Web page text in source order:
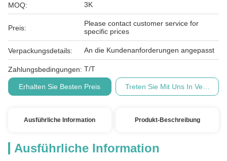
MOQ: 3K
Preis:
Please contact customer service for
specific prices
Verpackungsdetails: An die Kundenanforderungen angepasst
Zahlungsbedingungen: T/T
Erhalten Sie Besten Preis Treten Sie Mit Uns In
Ausführliche Information Produkt-Beschreibung
Ausführliche Information